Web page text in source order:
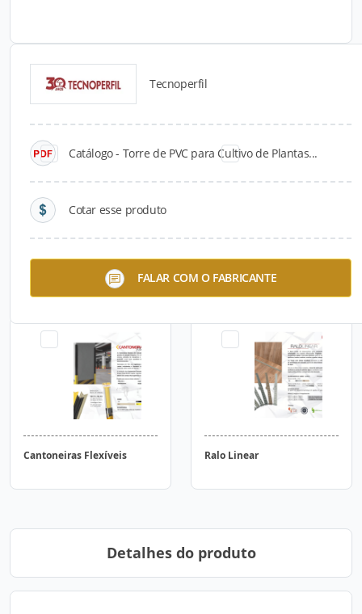
Tecnoperfil
Catálogo - Torre de PVC para Cultivo de Plantas...
Cotar esse produto
FALAR COM O FABRICANTE
Catálogos para Download
Junta de Dilatação
Flexível TEC 913N
Cantoneiras Flexíveis Ralo Linear
Detalhes do produto